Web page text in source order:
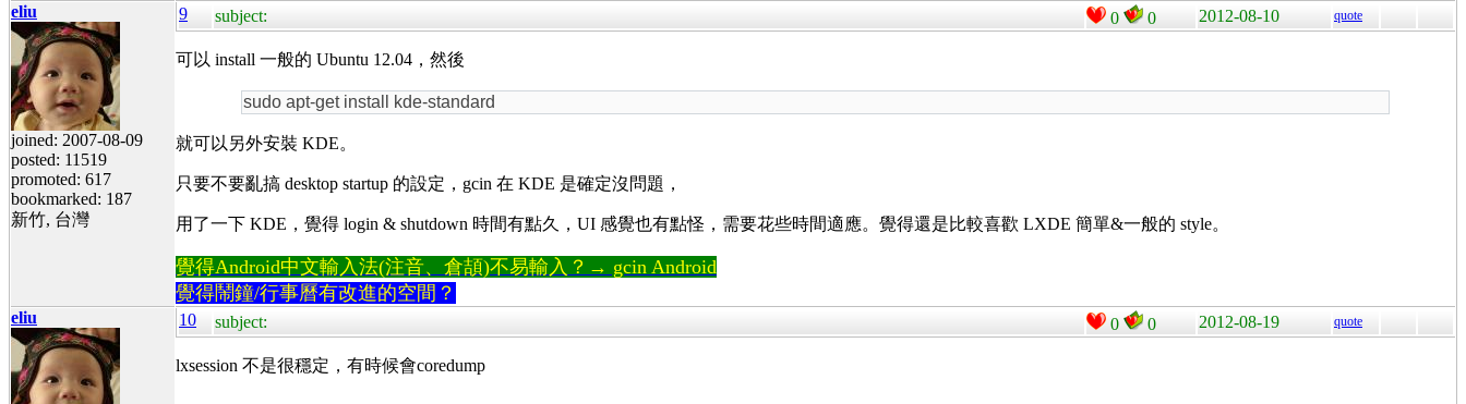
eliu
joined: 2007-08-09
posted: 11519
promoted: 617
bookmarked: 187
新竹, 台灣
9 subject: 0 0 2012-08-10 quote
可以 install 一般的 Ubuntu 12.04，然後
sudo apt-get install kde-standard
就可以另外安裝 KDE。
只要不要亂搞 desktop startup 的設定，gcin 在 KDE 是確定沒問題，
用了一下 KDE，覺得 login & shutdown 時間有點久，UI 感覺也有點怪，需要花些時間適應。覺得還是比較喜歡 LXDE 簡單&一般的 style。
覺得Android中文輸入法(注音、倉頡)不易輸入？→ gcin Android
覺得鬧鐘/行事曆有改進的空間？
eliu 10 subject: 0 0 2012-08-19 quote
lxsession 不是很穩定，有時候會coredump